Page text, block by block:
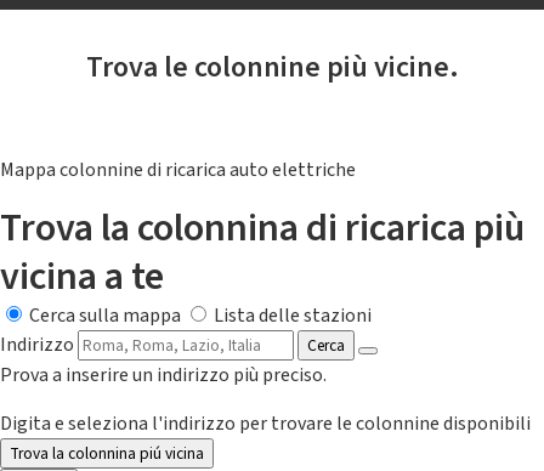
Trova le colonnine più vicine.
Mappa colonnine di ricarica auto elettriche
Trova la colonnina di ricarica più
vicina a te
Cerca sulla mappa
Lista delle stazioni
Indirizzo
Cerca
Prova a inserire un indirizzo più preciso.
Digita e seleziona l'indirizzo per trovare le colonnine disponibili
Trova la colonnina piú vicina